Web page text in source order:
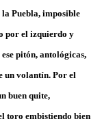
Puebla, imposible
por el izquierdo y
pitón, antológicas,
un volantín. Por el
buen quite,
toro embistiendo bien